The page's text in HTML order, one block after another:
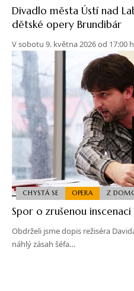
Divadlo města Ústí nad
dětské opery Brundibár
V sobotu 9. května 2026 od
CHYSTÁ SE OPERA Z
Spor o zrušenou
Obdrželi jsme dopis režiséra
náhlý zásah šéfa…